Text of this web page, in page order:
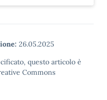
26.05.2025
questo articolo è
Commons